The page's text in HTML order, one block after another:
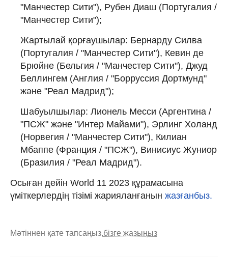
"Манчестер Сити"), Рубен Диаш (Португалия /
"Манчестер Сити");
Жартылай қорғаушылар: Бернарду Силва
(Португалия / "Манчестер Сити"), Кевин де
Брюйне (Бельгия / "Манчестер Сити"), Джуд
Беллингем (Англия / "Борруссия Дортмунд"
және "Реал Мадрид");
Шабуылшылар: Лионель Месси (Аргентина /
"ПСЖ" және "Интер Майами"), Эрлинг Холанд
(Норвегия / "Манчестер Сити"), Килиан
Мбаппе (Франция / "ПСЖ"), Винисиус Жуниор
(Бразилия / "Реал Мадрид").
Осыған дейін World 11 2023 құрамасына
үміткерлердің тізімі жарияланғанын жазғанбыз.
Мәтіннен қате тапсаңыз,бізге жазыңыз